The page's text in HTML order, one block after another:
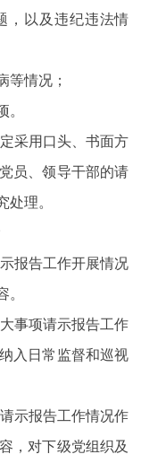
，以及违纪违法情
情况；
采用口头、书面方
员、领导干部的请
处理。
报告工作开展情况
。
事项请示报告工作
入日常监督和巡视
示报告工作情况作
，对下级党组织及